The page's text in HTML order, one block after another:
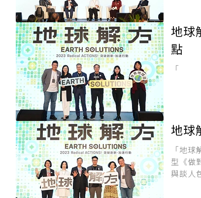
地球解
點
「
地球
「地
型《做
與談人